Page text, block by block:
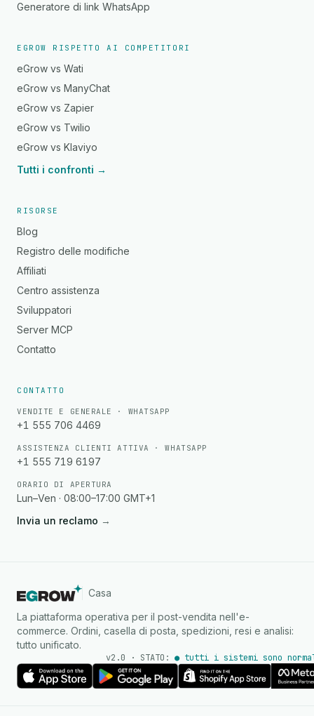
Generatore di link WhatsApp
EGROW RISPETTO AI COMPETITORI
eGrow vs Wati
eGrow vs ManyChat
eGrow vs Zapier
eGrow vs Twilio
eGrow vs Klaviyo
Tutti i confronti →
RISORSE
Blog
Registro delle modifiche
Affiliati
Centro assistenza
Sviluppatori
Server MCP
Contatto
CONTATTO
VENDITE E GENERALE · WHATSAPP
+1 555 706 4469
ASSISTENZA CLIENTI ATTIVA · WHATSAPP
+1 555 719 6197
ORARIO DI APERTURA
Lun–Ven · 08:00–17:00 GMT+1
Invia un reclamo →
Casa
La piattaforma operativa per il post-vendita nell'e-
commerce. Ordini, casella di posta, spedizioni, resi e analisi:
tutto unificato.
v2.0 · STATO: ● tutti i sistemi sono